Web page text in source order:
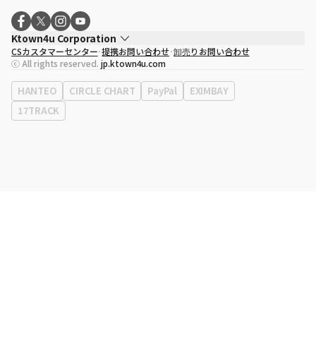
Ktown4u Corporation
代表取締役
ソン・ヒョミン
事業者登録番号120-87-71116
eContext
0120-23-7523
事務所住所
ソウル特別市江南区永東大路513、3階(三成洞、coex)
CSカスタマーセンター 提携お問い合わせ 卸売りお問い合わせ
ⓒ All rights reserved. jp.ktown4u.com
HANTEO CIRCLE CHART PayPal
EXIMBAY
17TRACK